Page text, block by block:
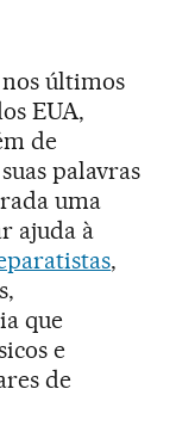
últimos
EUA,
de
palavras
uma
ajuda à
,
que
e
de